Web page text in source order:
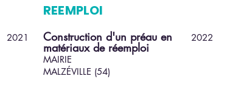
2021
REEMPLOI
Construction d'un préau en
matériaux de réemploi
MAIRIE
MALZÉVILLE (54)
2022